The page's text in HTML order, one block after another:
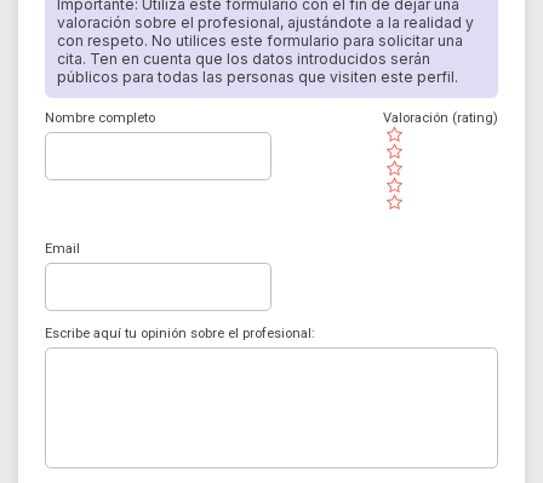
Importante: Utiliza este formulario con el fin de dejar una
valoración sobre el profesional, ajustándote a la realidad y
con respeto. No utilices este formulario para solicitar una
cita. Ten en cuenta que los datos introducidos serán
públicos para todas las personas que visiten este perfil.
Nombre completo
( )
( )
( )
( )
( )
Valoración (rating)
Email
Escribe aquí tu opinión sobre el profesional: